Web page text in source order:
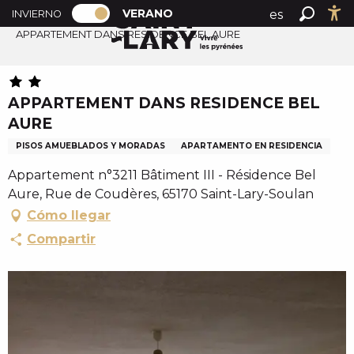
A
l
r
a
u
c
n
t
e
n
PAGE D’ACCUEIL ACTUELLE ÉTÉ : PASSER EN MODE
INVIERNO PAGE D’ACCUEIL ACTUELLE ÉTÉ :
VERANO
es
Buscar
Accueil verano
APPARTEMENT DANS RESIDENCE BEL AURE
APPARTEMENT DANS RESIDENCE BEL
AURE
PISOS AMUEBLADOS Y MORADAS APARTAMENTO EN RESIDENCIA
Appartement n°3211 Bâtiment III - Résidence Bel
Aure, Rue de Coudères, 65170 Saint-Lary-Soulan
Cómo llegar
Compartir